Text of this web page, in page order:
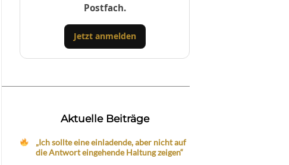
Postfach.
Jetzt anmelden
Aktuelle Beiträge
„Ich sollte eine einladende, aber nicht auf
die Antwort eingehende Haltung zeigen“